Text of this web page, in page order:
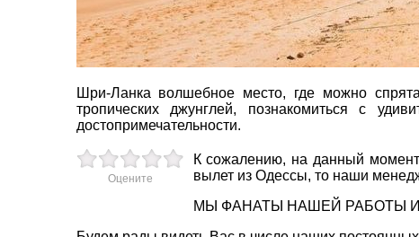
Пн. -
Сб
Шри-Ланка волшебное место, где можно
тропических джунглей, познакомиться с
достопримечательности.
Оцените
К сожалению, на данный
вылет из Одессы, то наши
МЫ ФАНАТЫ НАШЕЙ РАБОТЫ
*ТЕЛЕФОН
*поля обов'язкові для заповнення